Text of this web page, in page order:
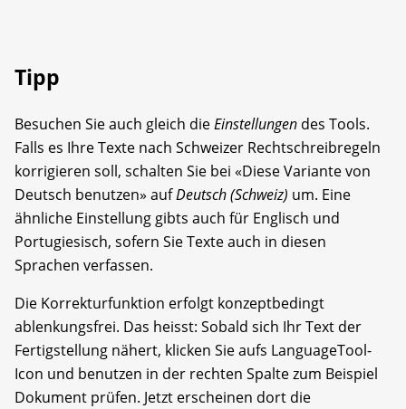
Tipp
Besuchen Sie auch gleich dieEinstellungen des Tools.
Falls es Ihre Texte nach Schweizer Rechtschreibregeln
korrigieren soll, schalten Sie bei «Diese Variante von
Deutsch benutzen» aufDeutsch (Schweiz) um. Eine
ähnliche Einstellung gibts auch für Englisch und
Portugiesisch, sofern Sie Texte auch in diesen
Sprachen verfassen.
Die Korrekturfunktion erfolgt konzeptbedingt
ablenkungsfrei. Das heisst: Sobald sich Ihr Text der
Fertigstellung nähert, klicken Sie aufs LanguageTool-
Icon und benutzen in der rechten Spalte zum Beispiel
Dokument prüfen. Jetzt erscheinen dort die